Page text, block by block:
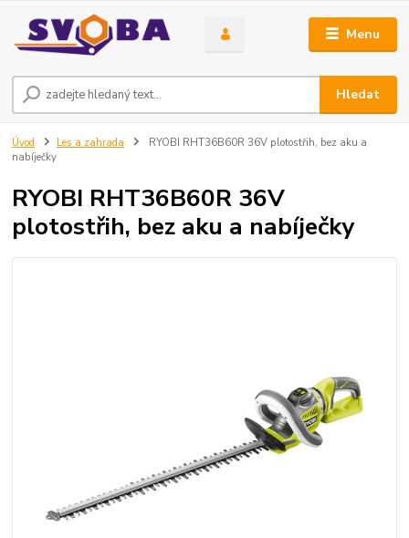
Menu
Hledat
Úvod Les a zahrada
RYOBI RHT36B60R 36V plotostřih, bez aku a
nabíječky
RYOBI RHT36B60R 36V
plotostřih, bez aku a nabíječky